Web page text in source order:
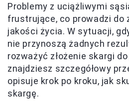
Problemy z uciążliwymi
frustrujące, co prowadzi do
jakości życia. W sytuacji,
nie przynoszą żadnych
rozważyć złożenie skargi
znajdziesz szczegółowy
opisuje krok po kroku, jak
skargę.